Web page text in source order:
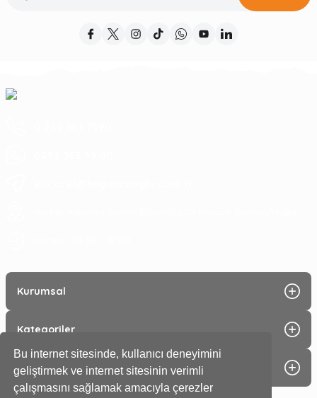
Bu internet sitesinde, kullanıcı deneyimini
geliştirmek ve internet sitesinin verimli
çalışmasını sağlamak amacıyla çerezler
Kurumsal
Kategoriler
Alışveriş